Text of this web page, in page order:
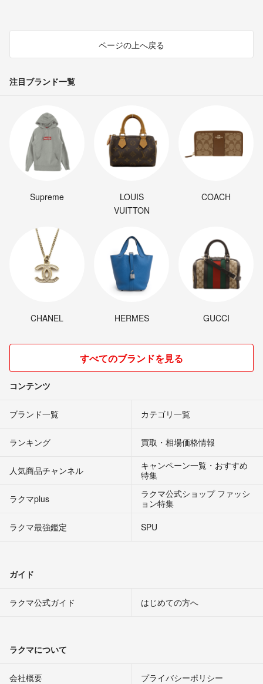
ページの上へ戻る
注目ブランド一覧
Supreme
LOUIS
VUITTON
COACH
CHANEL HERMES GUCCI
すべてのブランドを見る
コンテンツ
ブランド一覧 カテゴリ一覧
ランキング 買取・相場価格情報
人気商品チャンネル
キャンペーン一覧・おすすめ
特集
ラクマplus
ラクマ公式ショップ ファッシ
ョン特集
ラクマ最強鑑定
SPU
ガイド
ラクマ公式ガイド はじめての方へ
ラクマについて
会社概要 プライバシーポリシー